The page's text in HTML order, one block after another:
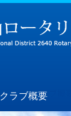
クラブ概要